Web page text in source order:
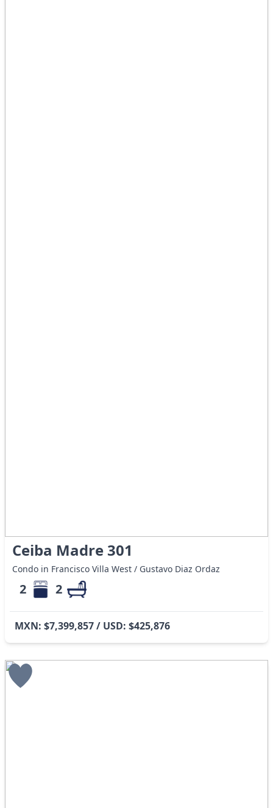
Ceiba Madre 301
Condo in Francisco Villa West / Gustavo Diaz Ordaz
2 2
MXN: $7,399,857 / USD: $425,876